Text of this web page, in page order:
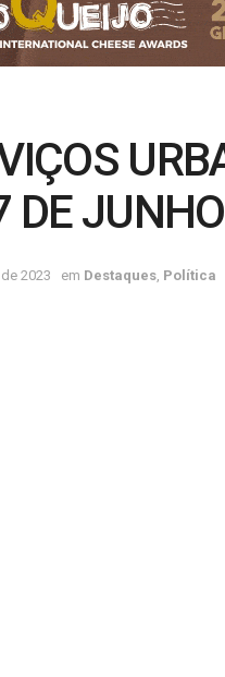
DE JUNHO
2023 em Destaques Política